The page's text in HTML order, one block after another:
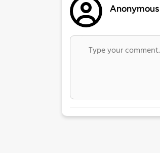
Anonymous